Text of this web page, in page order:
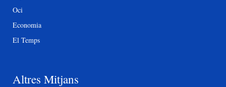
Oci
Economia
El Temps
Altres Mitjans